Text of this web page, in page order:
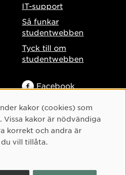
IT-support
Så funkar
studentwebben
Tyck till om
studentwebben
Facebook
TikTok
Youtube
kakor (cookies) som
Vissa kakor är nödvändiga
korrekt och andra är
vill tillåta.